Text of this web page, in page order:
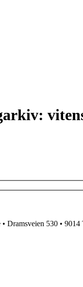
Dramsveien 530 •